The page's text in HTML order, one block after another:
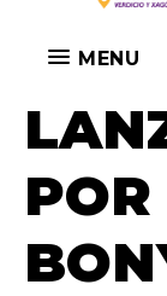
MENU